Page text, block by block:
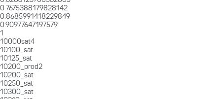
0.7675388179828142
0.8685991418229849
0.90977647197579
1
10000sat4
10100_sat
10125_sat
10200_prod2
10200_sat
10250_sat
10300_sat